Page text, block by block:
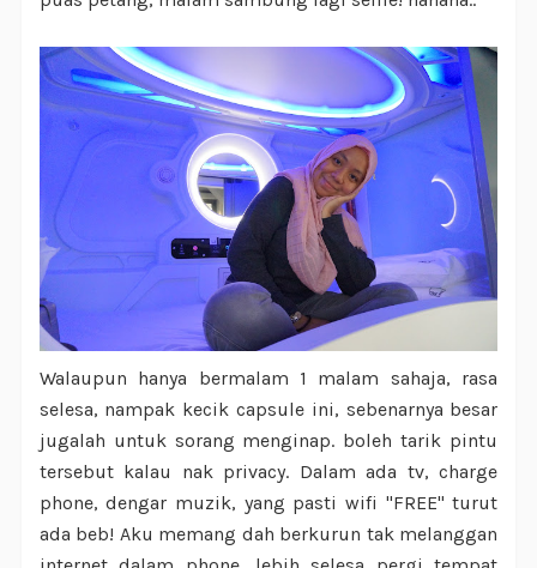
Walaupun hanya bermalam 1 malam sahaja, rasa
selesa, nampak kecik capsule ini, sebenarnya besar
jugalah untuk sorang menginap. boleh tarik pintu
tersebut kalau nak privacy. Dalam ada tv, charge
phone, dengar muzik, yang pasti wifi "FREE" turut
ada beb! Aku memang dah berkurun tak melanggan